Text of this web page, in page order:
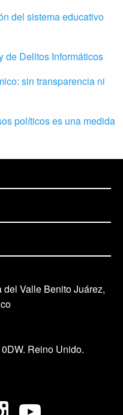
del sistema educativo
de Delitos Informáticos
sin transparencia ni
políticos es una medida
Valle Benito Juárez,
Reino Unido.